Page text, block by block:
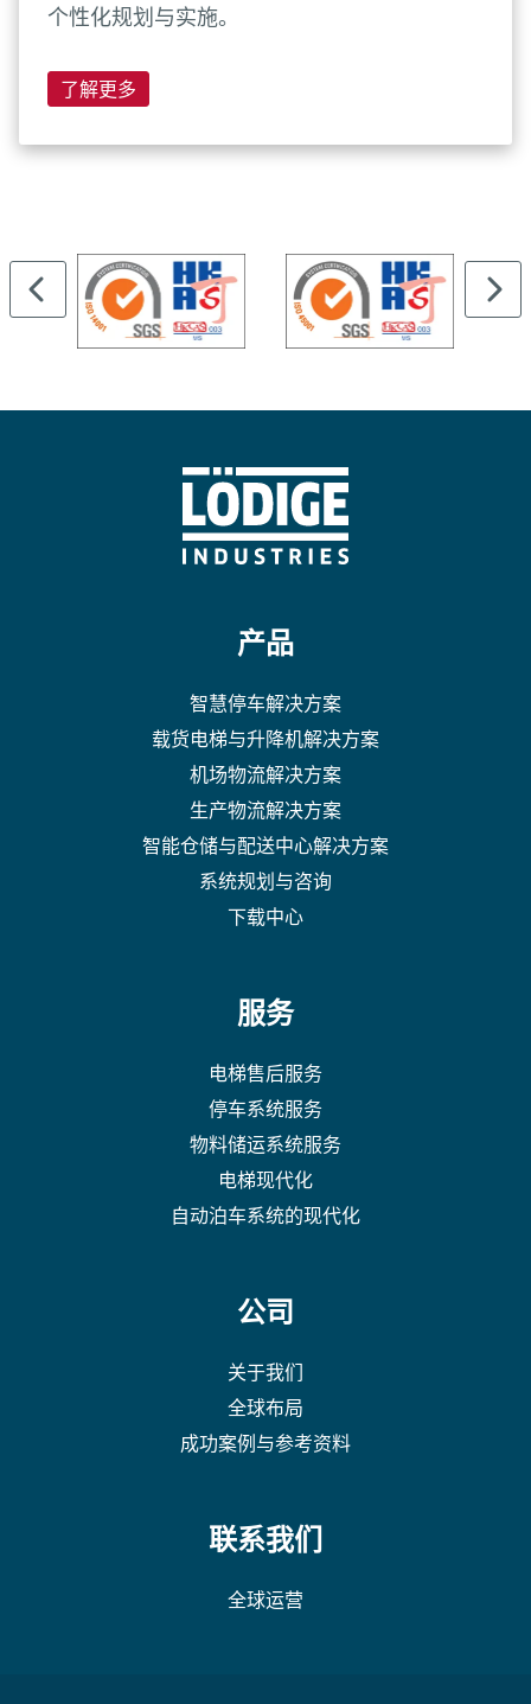
个性化规划与实施。
了解更多
产品
智慧停车解决方案
载货电梯与升降机解决方案
机场物流解决方案
生产物流解决方案
智能仓储与配送中心解决方案
系统规划与咨询
下载中心
服务
电梯售后服务
停车系统服务
物料储运系统服务
电梯现代化
自动泊车系统的现代化
公司
关于我们
全球布局
成功案例与参考资料
联系我们
全球运营